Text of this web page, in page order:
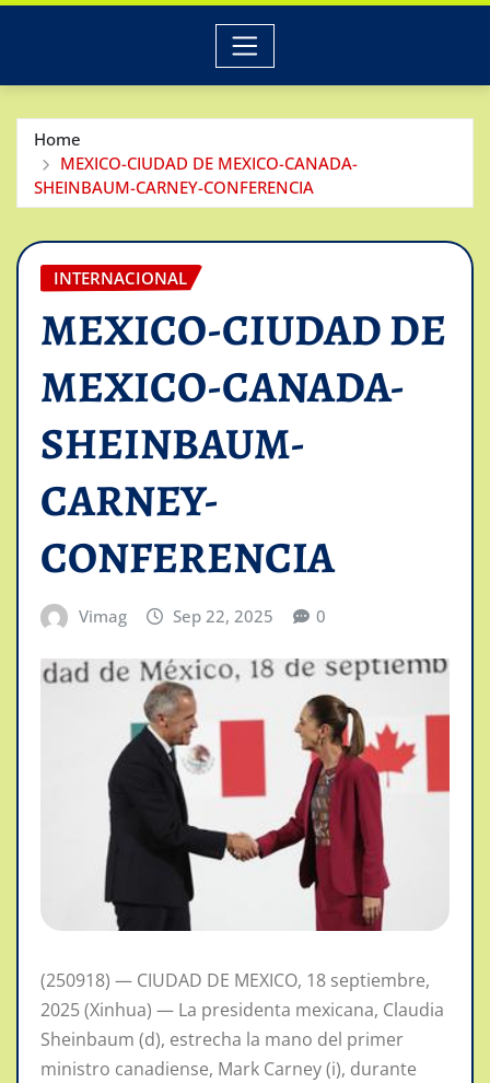
Home
MEXICO-CIUDAD DE MEXICO-CANADA-
SHEINBAUM-CARNEY-CONFERENCIA
INTERNACIONAL
MEXICO-CIUDAD DE
MEXICO-CANADA-
SHEINBAUM-
CARNEY-
CONFERENCIA
Vimag Sep 22, 2025 0
(250918) — CIUDAD DE MEXICO, 18 septiembre,
2025 (Xinhua) — La presidenta mexicana, Claudia
Sheinbaum (d), estrecha la mano del primer
ministro canadiense, Mark Carney (i), durante